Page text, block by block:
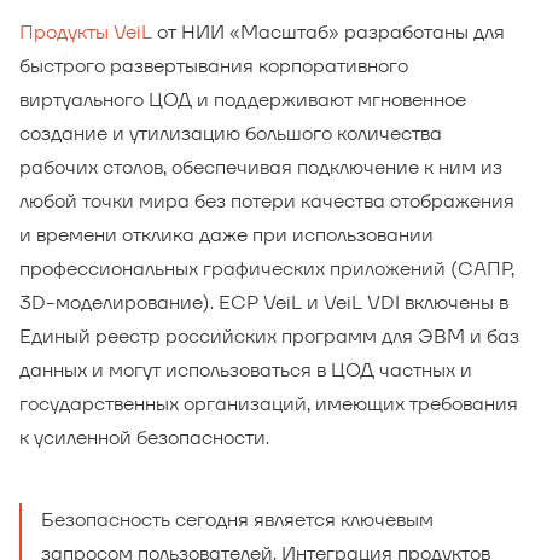
Продукты VeiLот НИИ «Масштаб» разработаны для
быстрого развертывания корпоративного
виртуального ЦОД и поддерживают мгновенное
создание и утилизацию большого количества
рабочих столов, обеспечивая подключение к ним из
любой точки мира без потери качества отображения
и времени отклика даже при использовании
профессиональных графических приложений (САПР,
3D-моделирование). ECP VeiL и VeiL VDI включены в
Единый реестр российских программ для ЭВМ и баз
данных и могут использоваться в ЦОД частных и
государственных организаций, имеющих требования
к усиленной безопасности.
Безопасность сегодня является ключевым
запросом пользователей. Интеграция продуктов